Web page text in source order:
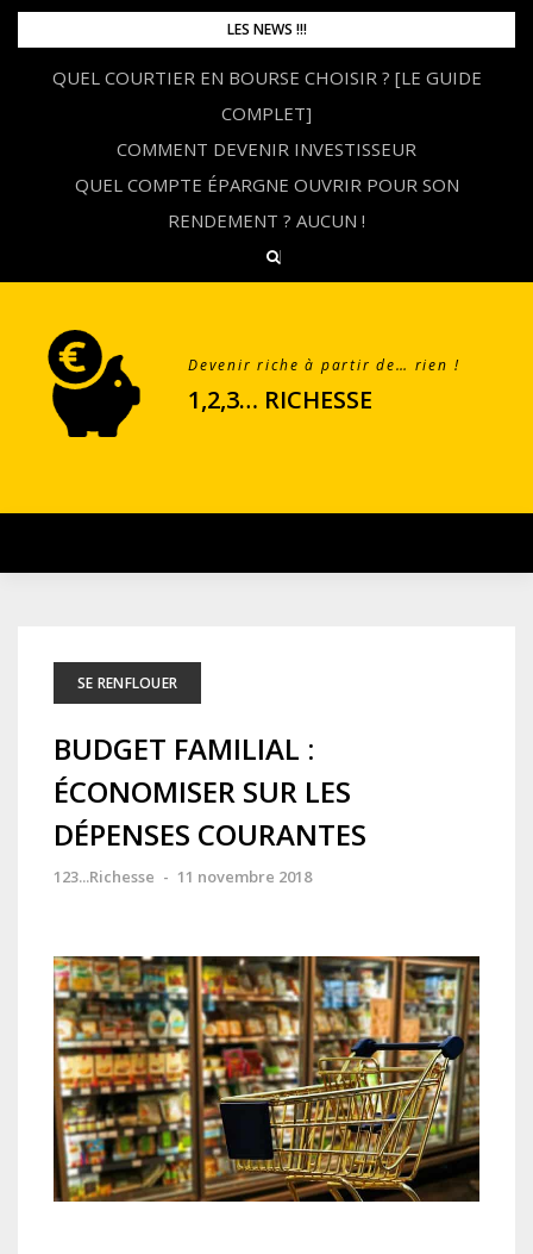
Skip
content
LES NEWS !!!
QUEL COURTIER EN BOURSE CHOISIR ? [LE GUIDE
COMPLET]
COMMENT DEVENIR INVESTISSEUR
QUEL COMPTE ÉPARGNE OUVRIR POUR SON
RENDEMENT ? AUCUN !
Devenir riche à partir de… rien !
1,2,3… RICHESSE
SE RENFLOUER
BUDGET FAMILIAL :
ÉCONOMISER SUR LES
DÉPENSES COURANTES
123...Richesse - 11 novembre 2018